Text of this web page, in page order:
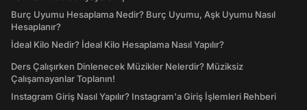
Burç Uyumu Hesaplama Nedir? Burç Uyumu, Aşk Uyumu Nasıl
Hesaplanır?
İdeal Kilo Nedir? İdeal Kilo Hesaplama Nasıl Yapılır?
Ders Çalışırken Dinlenecek Müzikler Nelerdir? Müziksiz
Çalışamayanlar Toplanın!
Instagram Giriş Nasıl Yapılır? Instagram'a Giriş İşlemleri Rehberi